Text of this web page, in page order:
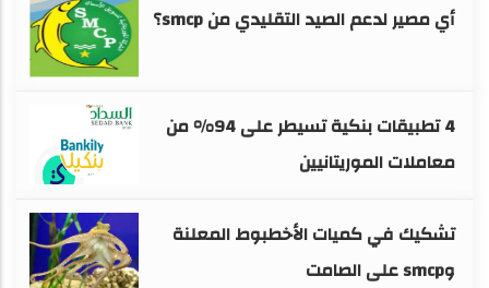
أي مصير لدعم الصيد التقليدي من smcp؟
4 تطبيقات بنكية تسيطر على 94% من
معاملات الموريتانيين
تشكيك في كميات الأخطبوط المعلنة
وsmcp على الصامت